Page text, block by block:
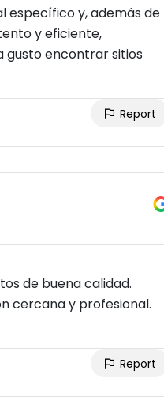
específico y, además de
y eficiente,
gusto encontrar sitios
Report
de buena calidad.
cercana y profesional.
Report